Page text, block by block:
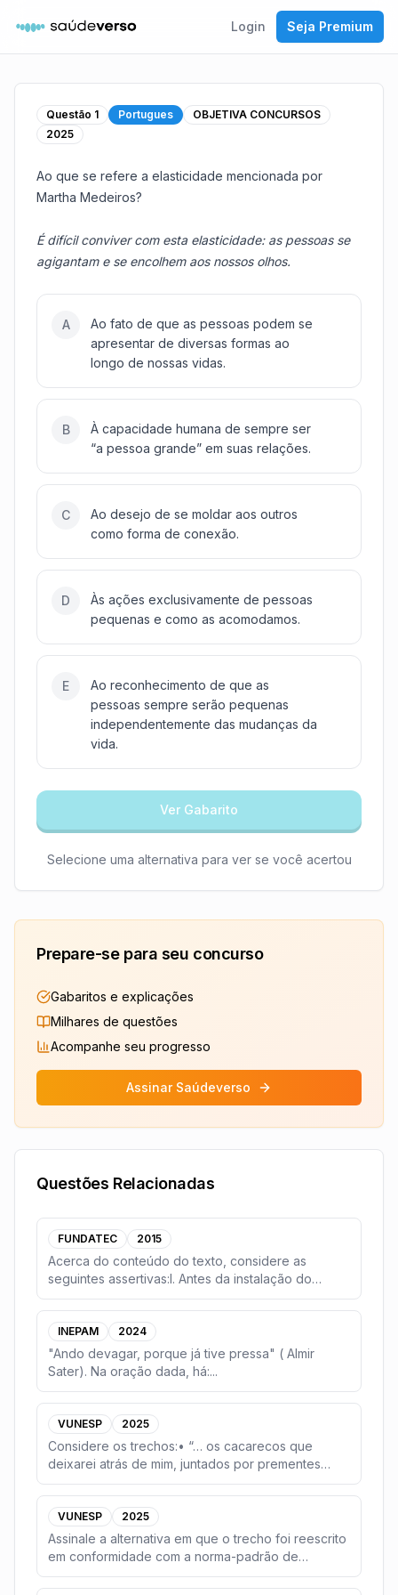
Login Seja Premium
Questão 1 Portugues
OBJETIVA CONCURSOS
2025
Ao que se refere a elasticidade mencionada por
Martha Medeiros?
É difícil conviver com esta elasticidade: as pessoas se
agigantam e se encolhem aos nossos olhos.
A
Ao fato de que as pessoas podem se
apresentar de diversas formas ao
longo de nossas vidas.
B
À capacidade humana de sempre ser
“a pessoa grande” em suas relações.
C
Ao desejo de se moldar aos outros
como forma de conexão.
D
Às ações exclusivamente de pessoas
pequenas e como as acomodamos.
E
Ao reconhecimento de que as
pessoas sempre serão pequenas
independentemente das mudanças da
vida.
Ver Gabarito
Selecione uma alternativa para ver se você acertou
Prepare-se para seu concurso
Gabaritos e explicações
Milhares de questões
Acompanhe seu progresso
Assinar Saúdeverso
Questões Relacionadas
FUNDATEC 2015
Acerca do conteúdo do texto, considere as
seguintes assertivas:I. Antes da instalação do
Complexo Eó...
INEPAM 2024
"Ando devagar, porque já tive pressa" ( Almir
Sater). Na oração dada, há:...
VUNESP 2025
Considere os trechos:• “… os cacarecos que
deixarei atrás de mim, juntados por prementes
necessidade...
VUNESP 2025
Assinale a alternativa em que o trecho foi reescrito
em conformidade com a norma-padrão de
concordân...